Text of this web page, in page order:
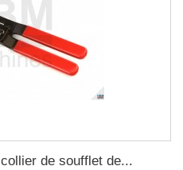
de soufflet de...